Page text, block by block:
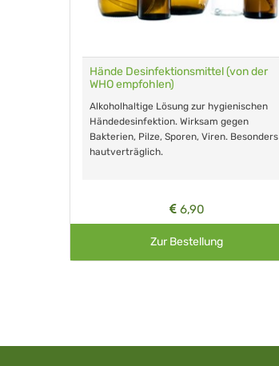
Hände Desinfektionsmittel (von der
WHO empfohlen)
Alkoholhaltige Lösung zur hygienischen
Händedesinfektion. Wirksam gegen
Bakterien, Pilze, Sporen, Viren. Besonders
hautverträglich.
6,90
Zur Bestellung